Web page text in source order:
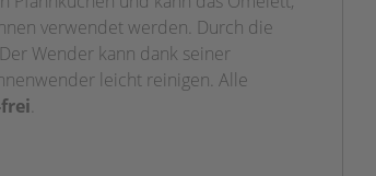
verwendet werden. Durch die
Wender kann dank seiner
leicht reinigen. Alle
.